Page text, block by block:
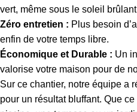
vert, même sous le soleil brûlant
Zéro entretien : Plus besoin
enfin de votre temps libre.
Économique et Durable : Un
valorise votre maison pour de
Sur ce chantier, notre équipe a
pour un résultat bluffant. Que